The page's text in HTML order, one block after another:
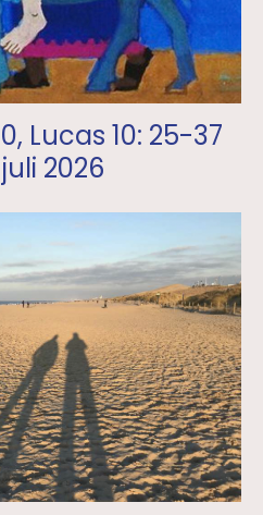
Lucas 10: 25-37
2026